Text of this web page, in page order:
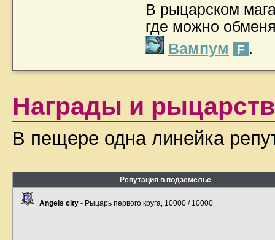
В рыцарском
где можно
Вампум
F .
Награды и
В пещере одна линейка
Репутация в подземелье
Angels city - Рыцарь первого круга, 10000 / 10000